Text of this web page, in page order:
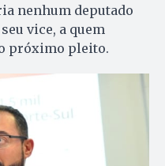
nenhum deputado
vice, a quem
próximo pleito.